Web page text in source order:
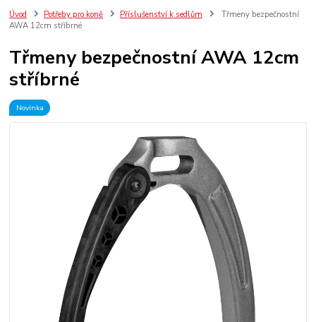
Úvod Potřeby pro koně Příslušenství k sedlům
Třmeny bezpečnostní
AWA 12cm stříbrné
Třmeny bezpečnostní AWA 12cm
stříbrné
Novinka